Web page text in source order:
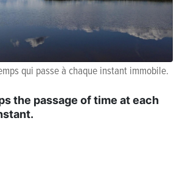
qui passe à chaque instant immobile.
the passage of time at each